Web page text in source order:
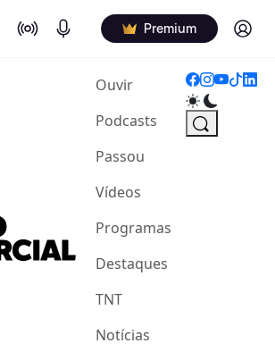
On Air Podcasts Premium Log in
Ouvir(current)
Podcasts
Passou
Vídeos
Programas
Destaques
TNT
Notícias